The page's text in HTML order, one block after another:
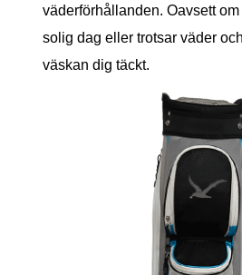
väderförhållanden. Oavsett
solig dag eller trotsar väder
väskan dig täckt.